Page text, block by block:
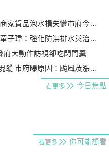
泡水損失慘市府今研議災損補償
強化防洪排水與治水基礎建設
府大動作訪視卻吃閉門羹
曝原因：颱風及漲潮海水倒灌
看更多 今日焦點
看更多 你可能想看